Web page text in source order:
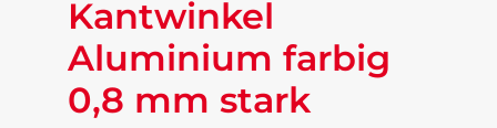
Kantwinkel
Aluminium farbig
0,8 mm stark